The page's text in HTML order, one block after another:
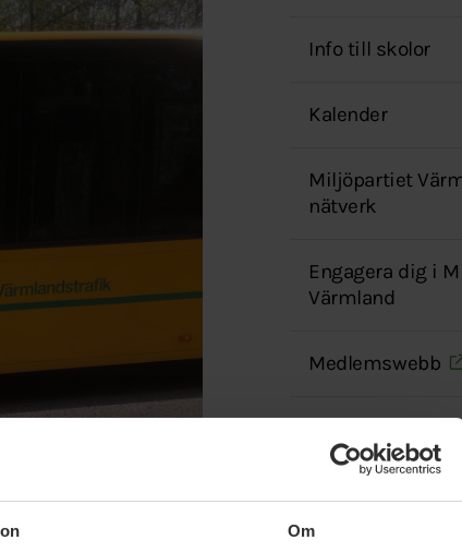
Om
Info till skolor
Kalender
Miljöpartiet
nätverk
Engagera dig i
Värmland
Medlemswebb
Fritext